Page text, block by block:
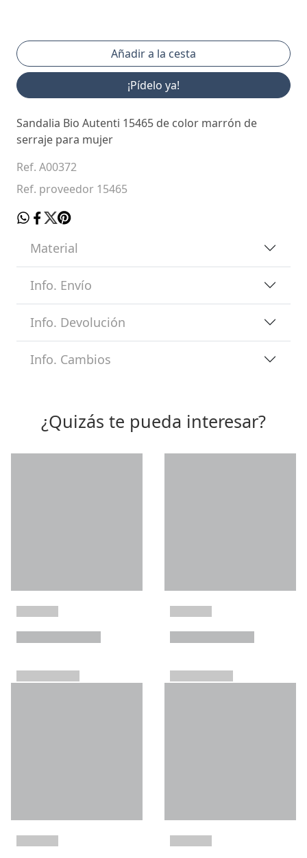
¡Pídelo ya!
Sandalia Bio Autenti 15465 de color marrón de
serraje para mujer
Ref. A00372
Ref. proveedor 15465
Material
Info. Envío
Info. Devolución
Info. Cambios
¿Quizás te pueda interesar?